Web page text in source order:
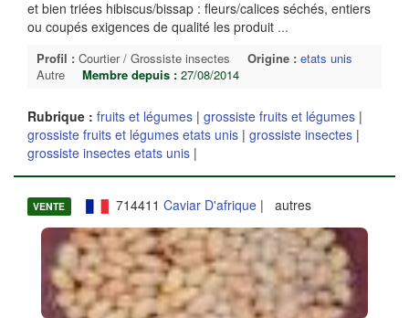
et bien triées hibiscus/bissap : fleurs/calices séchés, entiers
ou coupés exigences de qualité les produit ...
Profil : Courtier / Grossiste insectes Origine : etats unis
Autre
Membre depuis : 27/08/2014
Rubrique : fruits et légumes | grossiste fruits et légumes |
grossiste fruits et légumes etats unis | grossiste insectes |
grossiste insectes etats unis |
VENTE 714411 Caviar D'afrique| autres